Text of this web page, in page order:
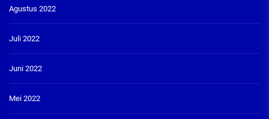
Agustus 2022
Juli 2022
Juni 2022
Mei 2022